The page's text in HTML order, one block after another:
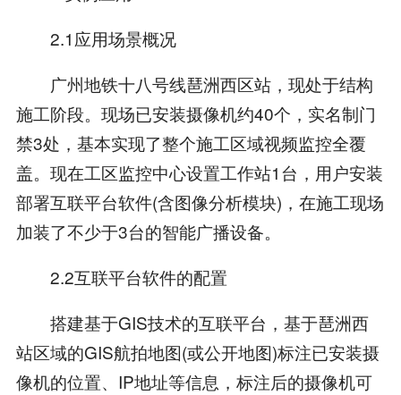
2.1应用场景概况
广州地铁十八号线琶洲西区站，现处于结构
施工阶段。现场已安装摄像机约40个，实名制门
禁3处，基本实现了整个施工区域视频监控全覆
盖。现在工区监控中心设置工作站1台，用户安装
部署互联平台软件(含图像分析模块)，在施工现场
加装了不少于3台的智能广播设备。
2.2互联平台软件的配置
搭建基于GIS技术的互联平台，基于琶洲西
站区域的GIS航拍地图(或公开地图)标注已安装摄
像机的位置、IP地址等信息，标注后的摄像机可